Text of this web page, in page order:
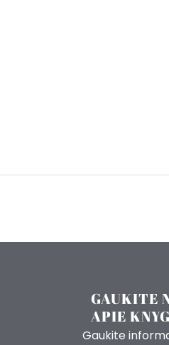
GAUKITE
APIE
Gaukite